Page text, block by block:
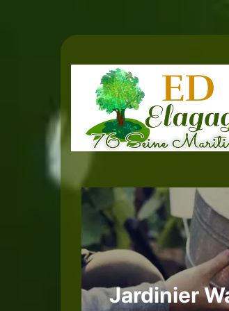
Jardinier